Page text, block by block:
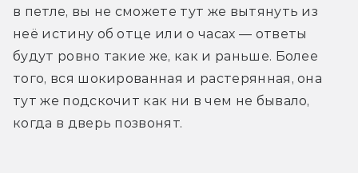
в петле, вы не сможете тут же вытянуть из
неё истину об отце или о часах — ответы
будут ровно такие же, как и раньше. Более
того, вся шокированная и растерянная, она
тут же подскочит как ни в чем не бывало,
когда в дверь позвонят.